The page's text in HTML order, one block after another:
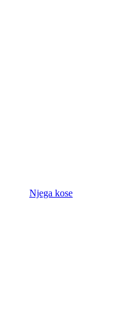
Njega kose